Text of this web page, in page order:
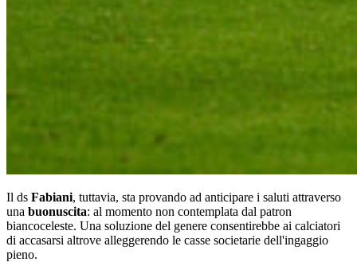
Il ds Fabiani, tuttavia, sta provando ad anticipare i saluti attraverso
una buonuscita: al momento non contemplata dal patron
biancoceleste. Una soluzione del genere consentirebbe ai calciatori
di accasarsi altrove alleggerendo le casse societarie dell'ingaggio
pieno.